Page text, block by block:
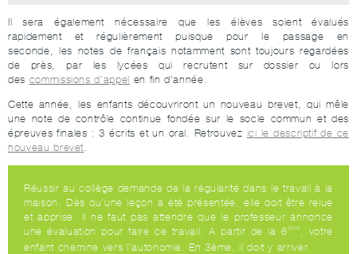
Il sera également nécessaire que les élèves soient évalués
rapidement et régulièrement puisque pour le passage en
seconde, les notes de français notamment sont toujours regardées
de près, par les lycées qui recrutent sur dossier ou lors
des commissions d’appel en fin d’année.
Cette année, les enfants découvriront un nouveau brevet, qui mêle
une note de contrôle continue fondée sur le socle commun et des
épreuves finales : 3 écrits et un oral. Retrouvez ici le descriptif de ce
nouveau brevet.
Réussir au collège demande de la régularité dans le travail à la
maison. Dès qu’une leçon a été présentée, elle doit être relue
et apprise. Il ne faut pas attendre que le professeur annonce
une évaluation pour faire ce travail. A partir de la 6ème , votre
enfant chemine vers l’autonomie. En 3ème, il doit y arriver.